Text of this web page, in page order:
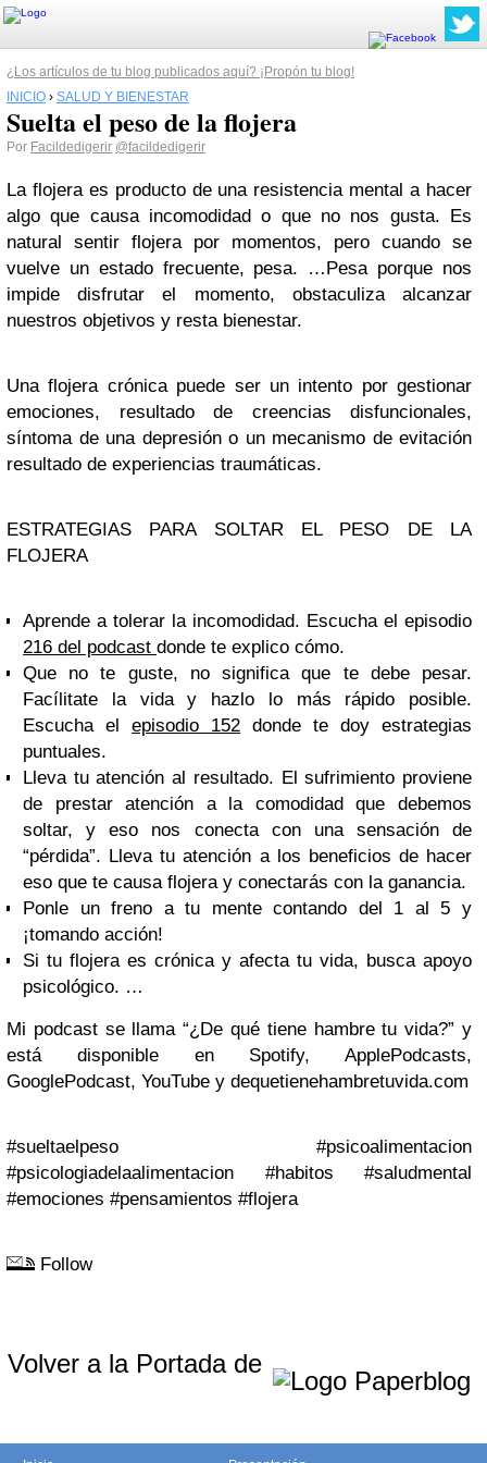
¿Los artículos de tu blog publicados aquí? ¡Propón tu blog!
INICIO › SALUD Y BIENESTAR
Suelta el peso de la flojera
Por Facildedigerir @facildedigerir
La flojera es producto de una resistencia mental a hacer
algo que causa incomodidad o que no nos gusta. Es
natural sentir flojera por momentos, pero cuando se
vuelve un estado frecuente, pesa. …Pesa porque nos
impide disfrutar el momento, obstaculiza alcanzar
nuestros objetivos y resta bienestar.
Una flojera crónica puede ser un intento por gestionar
emociones, resultado de creencias disfuncionales,
síntoma de una depresión o un mecanismo de evitación
resultado de experiencias traumáticas.
ESTRATEGIAS PARA SOLTAR EL PESO DE LA
FLOJERA
Aprende a tolerar la incomodidad. Escucha el episodio
216 del podcast donde te explico cómo.
Que no te guste, no significa que te debe pesar.
Facílitate la vida y hazlo lo más rápido posible.
Escucha el episodio 152 donde te doy estrategias
puntuales.
Lleva tu atención al resultado. El sufrimiento proviene
de prestar atención a la comodidad que debemos
soltar, y eso nos conecta con una sensación de
“pérdida”. Lleva tu atención a los beneficios de hacer
eso que te causa flojera y conectarás con la ganancia.
Ponle un freno a tu mente contando del 1 al 5 y
¡tomando acción!
Si tu flojera es crónica y afecta tu vida, busca apoyo
psicológico. …
Mi podcast se llama “¿De qué tiene hambre tu vida?” y
está disponible en Spotify, ApplePodcasts,
GooglePodcast, YouTube y dequetienehambretuvida.com
#sueltaelpeso #psicoalimentacion
#psicologiadelaalimentacion #habitos #saludmental
#emociones #pensamientos #flojera
Follow
Volver a la Portada de